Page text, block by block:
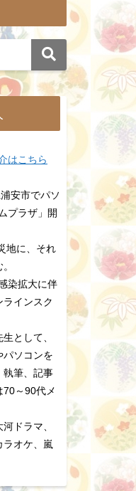
はこちら
安市でパソ
プラザ」開
地に、それ
染拡大に伴
インスク
として、
パソコンを
執筆、記事
70～90代メ
ドラマ、
オケ、嵐